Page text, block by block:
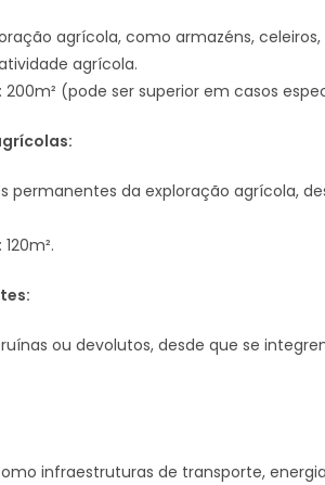
agrícola, como armazéns,
agrícola.
(pode ser superior em casos
permanentes da exploração agrícola,
ou devolutos, desde que se
infraestruturas de transporte,